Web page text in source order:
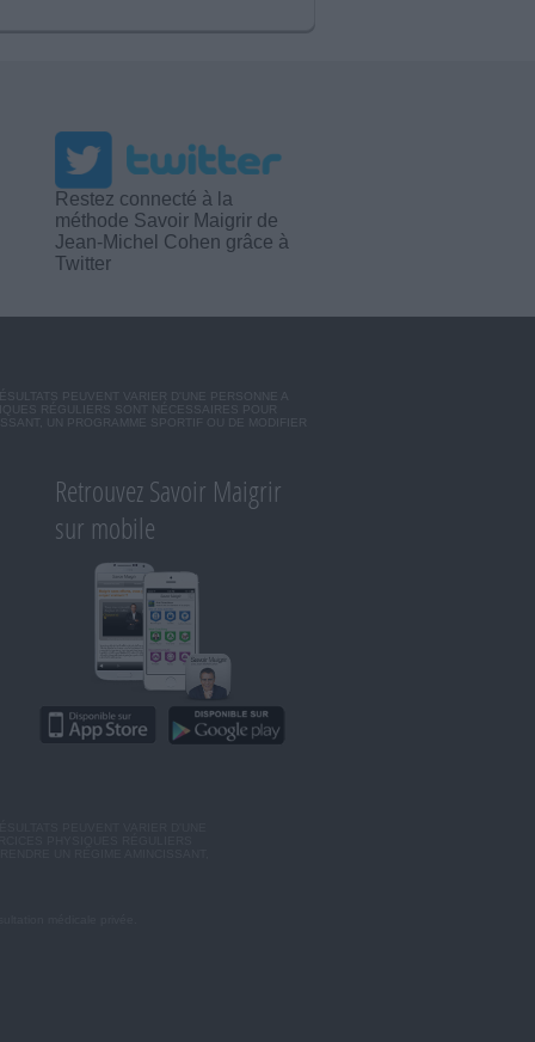
Restez connecté à la
méthode Savoir Maigrir de
Jean-Michel Cohen grâce à
Twitter
PEUVENT VARIER D'UNE PERSONNE A
RÉGULIERS SONT NÉCESSAIRES POUR
UN PROGRAMME SPORTIF OU DE MODIFIER
Retrouvez Savoir Maigrir
sur mobile